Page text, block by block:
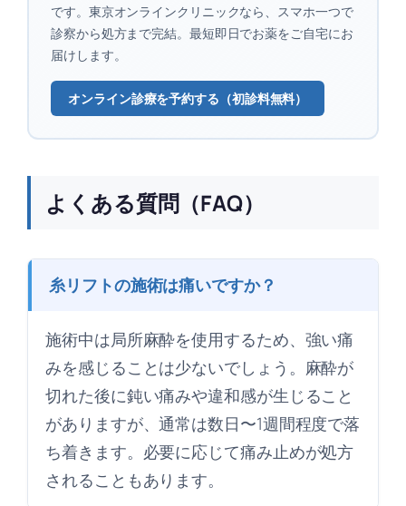
です。東京オンラインクリニックなら、スマホ一つで
診察から処方まで完結。最短即日でお薬をご自宅にお
届けします。
オンライン診療を予約する（初診料無料）
よくある質問（FAQ）
糸リフトの施術は痛いですか？
施術中は局所麻酔を使用するため、強い痛
みを感じることは少ないでしょう。麻酔が
切れた後に鈍い痛みや違和感が生じること
がありますが、通常は数日〜1週間程度で落
ち着きます。必要に応じて痛み止めが処方
されることもあります。